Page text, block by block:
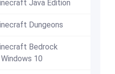
Java Edition
Dungeons
Bedrock
10